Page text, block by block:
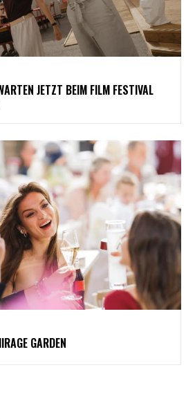
JETZT BEIM FILM FESTIVAL
GARDEN